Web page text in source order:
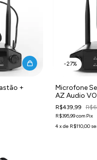
+
-27%
Microfone
AZ Audio
R$439,99
R$395,99com Pix
4xde R$110,00